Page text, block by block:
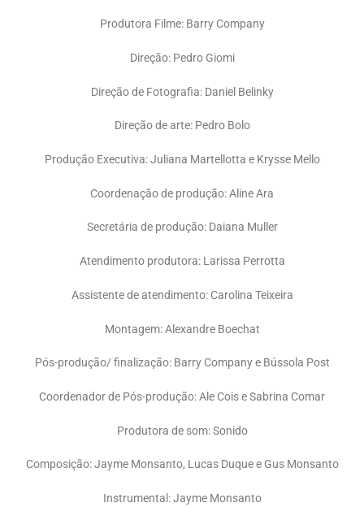
Produtora Filme: Barry Company
Direção: Pedro Giomi
Direção de Fotografia: Daniel Belinky
Direção de arte: Pedro Bolo
Produção Executiva: Juliana Martellotta e Krysse Mello
Coordenação de produção: Aline Ara
Secretária de produção: Daiana Muller
Atendimento produtora: Larissa Perrotta
Assistente de atendimento: Carolina Teixeira
Montagem: Alexandre Boechat
Pós-produção/ finalização: Barry Company e Bússola Post
Coordenador de Pós-produção: Ale Cois e Sabrina Comar
Produtora de som: Sonido
Composição: Jayme Monsanto, Lucas Duque e Gus Monsanto
Instrumental: Jayme Monsanto